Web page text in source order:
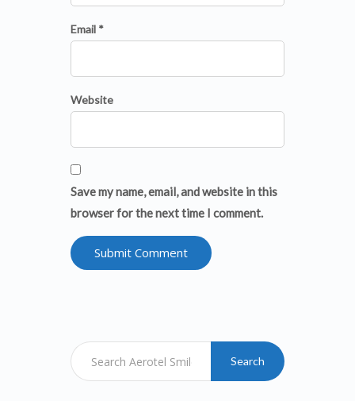
Email *
Website
Save my name, email, and website in this
browser for the next time I comment.
Search